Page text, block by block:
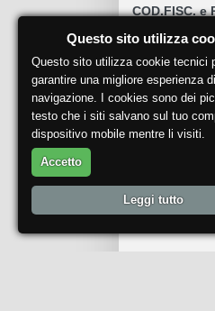
COD.FISC. e
REA:RM
Roc:36580
Pec:
Questo sito utilizza
Questo sito utilizza cookie tecnici
garantire una migliore esperienza di
navigazione. I cookies sono dei
testo che i siti salvano sul tuo
dispositivo mobile mentre li visiti.
Accetto
Leggi tutto